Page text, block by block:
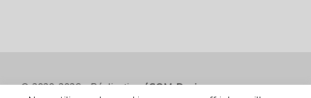
© 2020-2026 – RéalisationéCOM-Design